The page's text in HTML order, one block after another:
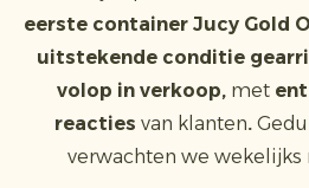
eerste container Jucy Gold
uitstekende conditie
volop in verkoop, met
reacties van klanten.
verwachten we wekelijks